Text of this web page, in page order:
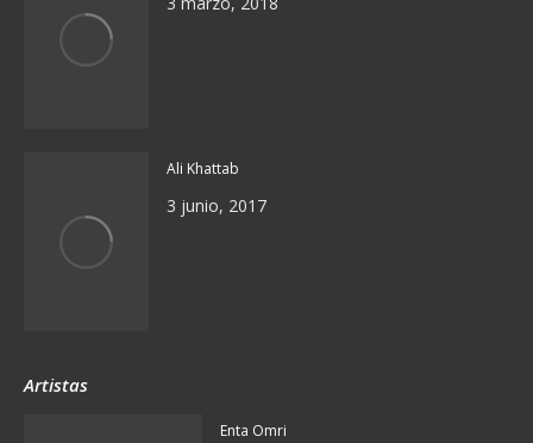
Ali Khattab
3 junio, 2017
Artistas
Enta Omri